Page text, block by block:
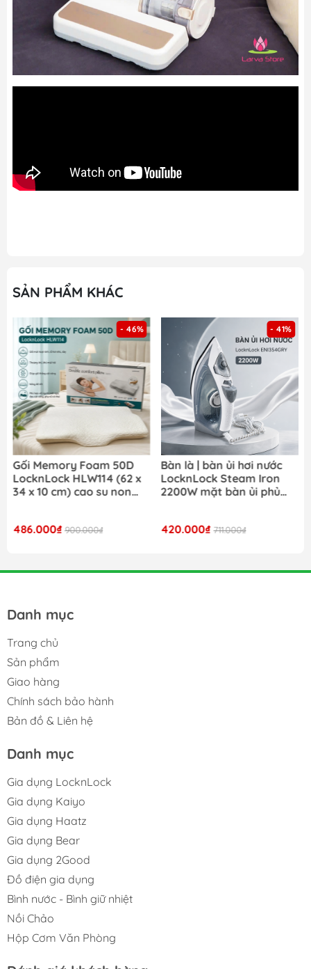
SẢN PHẨM KHÁC
- 41%
Bàn là | bàn ủi hơi nước
LocknLock Steam Iron
2200W mặt bàn ủi phủ
420.000₫ 711.000₫
- 42%
Nồi cơm điện LocknLock
Daily Rice Cooker
EJR472BLK dung tích 1.8L
980.000₫ 1.690.000₫
Danh mục
Trang chủ
Sản phẩm
Giao hàng
Chính sách bảo hành
Bản đồ & Liên hệ
Danh mục
Gia dụng LocknLock
Gia dụng Kaiyo
Gia dụng Haatz
Gia dụng Bear
Gia dụng 2Good
Đồ điện gia dụng
Bình nước - Bình giữ nhiệt
Nồi Chảo
Hộp Cơm Văn Phòng